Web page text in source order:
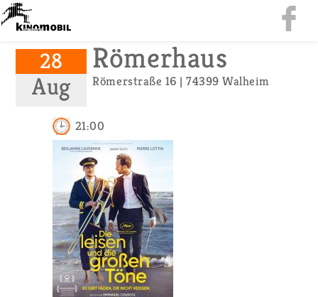
28
Aug
Rö­mer­haus
Rö­mer­stra­ße 16 | 74399 Wal­heim
21:00